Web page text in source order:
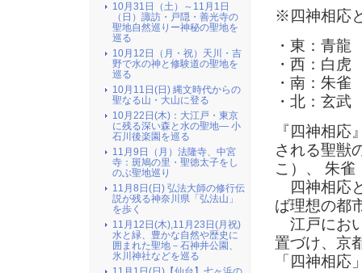
※四神相応
・東：青
・西：白
・南：朱
・北：玄
『四神相
される聖獣
こ）、 朱雀
四神相応
ば理想の都
江戸にお
置づけ、京
「四神相
10月31日（土）～11月1日
（日）諏訪・戸隠・善光寺の
聖地自然巡りー神秘の聖地を
巡る
10月12日（月・祝）天川・吉
野で水の神と修験道の聖地を
巡る
10月11日(日) 縄文時代からの
聖なる山・大山に登る
10月22日(木)：大江戸・東京
に残る深い森と水の聖地― 小
石川後楽園を巡る
11月9日（月）法隆寺、中宮
寺：斑鳩の里・聖徳太子をし
のぶ聖地巡り
11月8日(日) 弘法大師の修行伝
説が残る神奈川県「弘法山」
を歩く
11月12日(木),11月23日(月祝)
水と緑、豊かな自然や歴史に
囲まれた聖地－石神井公園、
氷川神社などを巡る